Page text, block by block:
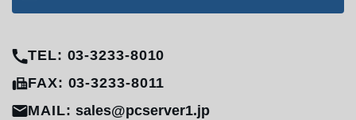
TEL: 03-3233-8010
FAX: 03-3233-8011
MAIL:sales@pcserver1.jp